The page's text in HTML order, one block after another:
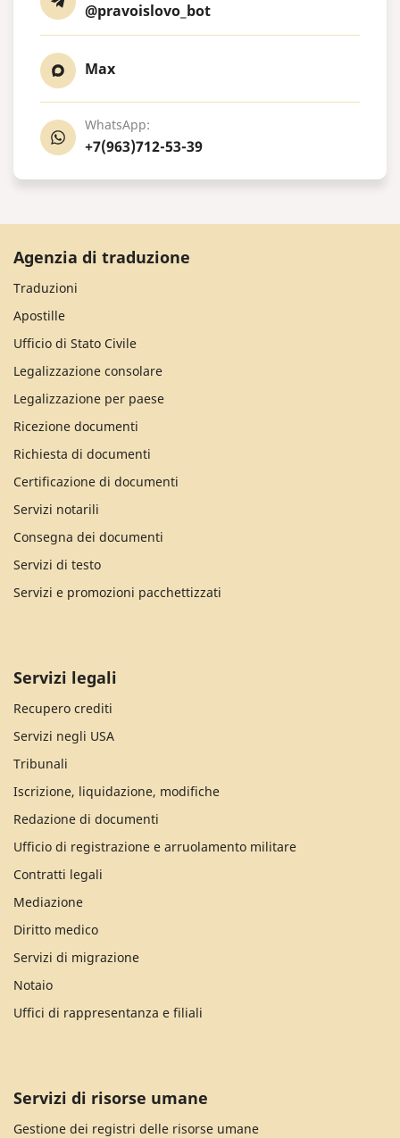
@pravoislovo_bot
Max
WhatsApp:
+7(963)712-53-39
Agenzia di traduzione
Traduzioni
Apostille
Ufficio di Stato Civile
Legalizzazione consolare
Legalizzazione per paese
Ricezione documenti
Richiesta di documenti
Certificazione di documenti
Servizi notarili
Consegna dei documenti
Servizi di testo
Servizi e promozioni pacchettizzati
Servizi legali
Recupero crediti
Servizi negli USA
Tribunali
Iscrizione, liquidazione, modifiche
Redazione di documenti
Ufficio di registrazione e arruolamento militare
Contratti legali
Mediazione
Diritto medico
Servizi di migrazione
Notaio
Uffici di rappresentanza e filiali
Servizi di risorse umane
Gestione dei registri delle risorse umane